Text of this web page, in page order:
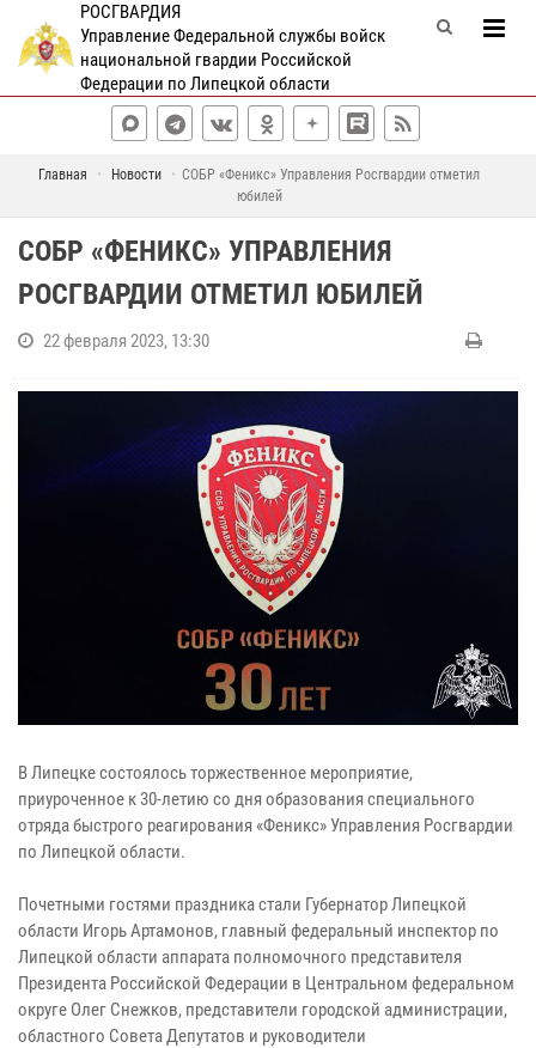
РОСГВАРДИЯ
Управление Федеральной службы войск
национальной гвардии Российской
Федерации по Липецкой области
Главная Новости
СОБР «Феникс» Управления Росгвардии отметил
юбилей
СОБР «ФЕНИКС» УПРАВЛЕНИЯ
РОСГВАРДИИ ОТМЕТИЛ ЮБИЛЕЙ
22 февраля 2023, 13:30
В Липецке состоялось торжественное мероприятие,
приуроченное к 30-летию со дня образования специального
отряда быстрого реагирования «Феникс» Управления Росгвардии
по Липецкой области.
Почетными гостями праздника стали Губернатор Липецкой
области Игорь Артамонов, главный федеральный инспектор по
Липецкой области аппарата полномочного представителя
Президента Российской Федерации в Центральном федеральном
округе Олег Снежков, представители городской администрации,
областного Совета Депутатов и руководители